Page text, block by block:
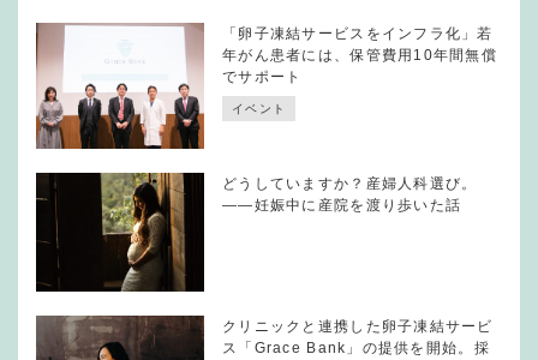
「卵子凍結サービスをインフラ化」若
年がん患者には、保管費用10年間無償
でサポート
イベント
どうしていますか？産婦人科選び。
——妊娠中に産院を渡り歩いた話
クリニックと連携した卵子凍結サービ
ス「Grace Bank」の提供を開始。採